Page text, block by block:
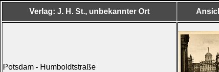
Verlag: J. H. St., unbekannter Ort
Potsdam - Humboldtstraße